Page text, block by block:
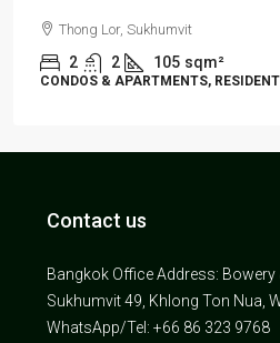
Thong Lor, Sukhumvit
2 2 105 sqm²
CONDOS & APARTMENTS,
Contact us
Bangkok Office Address: Bowery
Sukhumvit 49, Khlong Ton Nua,
WhatsApp/Tel: +66 86 323 9768